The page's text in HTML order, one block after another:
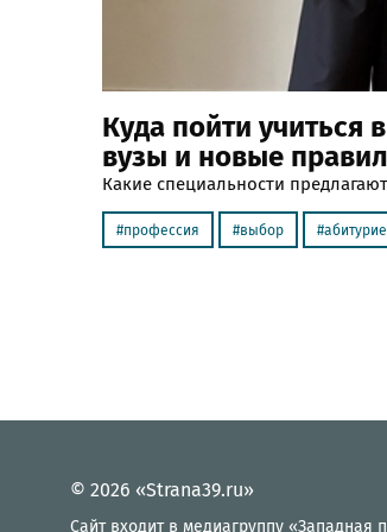
Куда пойти учиться
вузы и новые
Какие специальности
профессия выбор
© 2026 «Strana39.ru»
Сайт входит в медиагруппу «Западная